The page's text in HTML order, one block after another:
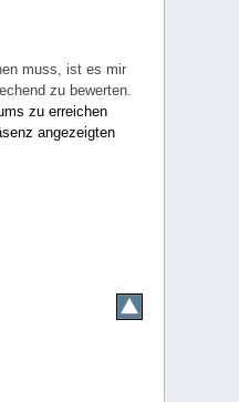
muss, ist es mir
zu bewerten.
zu erreichen
angezeigten